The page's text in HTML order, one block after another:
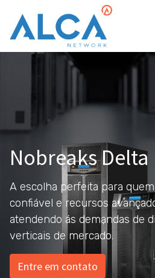
Nobreaks Delta
A escolha perfeita para
confiável e recursos
atendendo ás demandas de
verticais de mercado.
Entre em contato